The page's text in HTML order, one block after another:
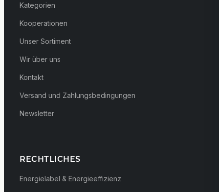
Kategorien
Kooperationen
Unser Sortiment
Wir über uns
Kontakt
Versand und Zahlungsbedingungen
Newsletter
RECHTLICHES
Energielabel & Energieeffizienz